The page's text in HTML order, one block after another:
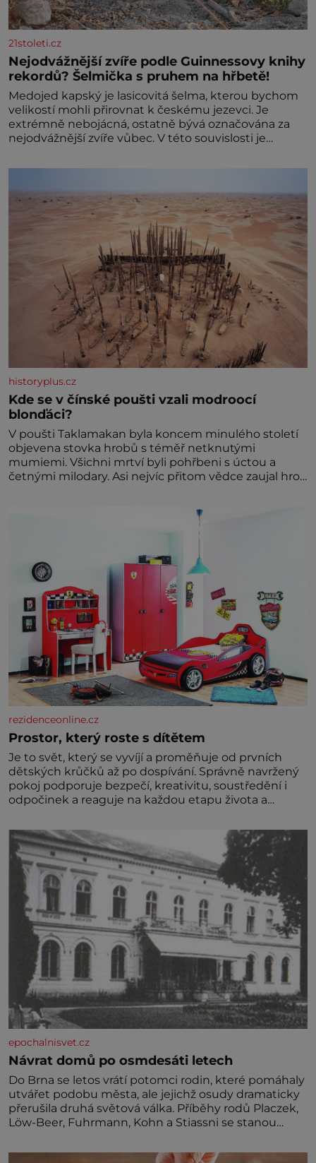
21stoleti.cz
Nejodvážnější zvíře podle Guinnessovy knihy
rekordů? Šelmička s pruhem na hřbetě!
Medojed kapský je lasicovitá šelma, kterou bychom
velikostí mohli přirovnat k českému jezevci. Je
extrémně nebojácná, ostatně bývá označována za
nejodvážnější zvíře vůbec. V této souvislosti je
historyplus.cz
Kde se v čínské poušti vzali modroocí
blonďáci?
V poušti Taklamakan byla koncem minulého století
objevena stovka hrobů s téměř netknutými
mumiemi. Všichni mrtví byli pohřbeni s úctou a
četnými milodary. Asi nejvíc přitom vědce zaujal hrob
dávných lidí nesmírně dobře zachovalá, přičítají
odborníci zdejším klimatickým podmínkám. Sucho,
rezidenceonline.cz
Prostor, který roste s dítětem
Je to svět, který se vyvíjí a proměňuje od prvních
dětských krůčků až po dospívání. Správně navržený
pokoj podporuje bezpečí, kreativitu, soustředění i
odpočinek a reaguje na každou etapu života a
jednoduchost, měkkost a bezpečí, proto by pokoj
miminka měl působit především klidně a útulně.
Předškolní věk je
epochalnisvet.cz
Návrat domů po osmdesáti letech
Do Brna se letos vrátí potomci rodin, které pomáhaly
utvářet podobu města, ale jejichž osudy dramaticky
přerušila druhá světová válka. Příběhy rodů Placzek,
Löw-Beer, Fuhrmann, Kohn a Stiassni se stanou
židovské kultury ŠTETL FEST 2026. Některé návraty